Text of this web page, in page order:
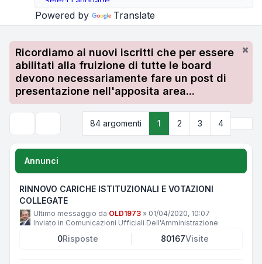
Powered by Translate
Ricordiamo ai nuovi iscritti che per essere
abilitati alla fruizione di tutte le board
devono necessariamente fare un post di
presentazione nell'apposita area...
84 argomenti 1 2 3 4
Annunci
RINNOVO CARICHE ISTITUZIONALI E VOTAZIONI
COLLEGATE
Ultimo messaggio da OLD1973 » 01/04/2020, 10:07
Inviato in Comunicazioni Ufficiali Dell'Amministrazione
0Risposte 80167Visite